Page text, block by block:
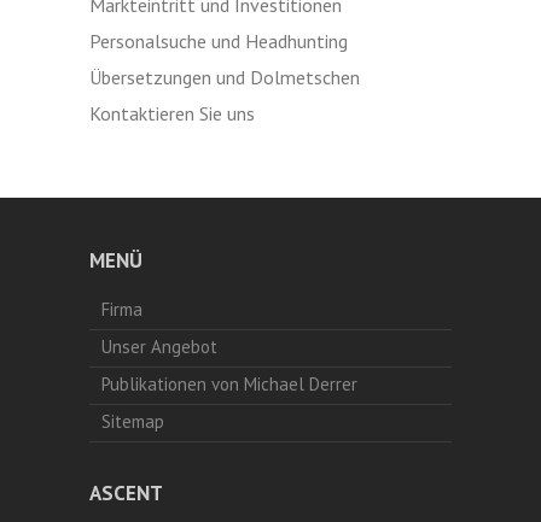
Markteintritt und Investitionen
Personalsuche und Headhunting
Übersetzungen und Dolmetschen
Kontaktieren Sie uns
MENÜ
Firma
Unser Angebot
Publikationen von Michael Derrer
Sitemap
ASCENT